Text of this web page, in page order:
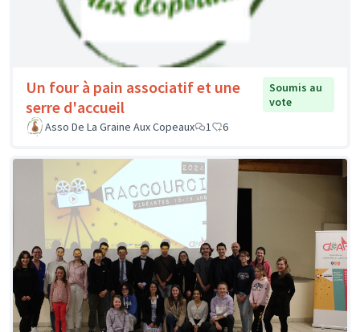
Un four à pain associatif et une
serre d'accueil
Soumis au
vote
Asso De La Graine Aux Copeaux
1 6